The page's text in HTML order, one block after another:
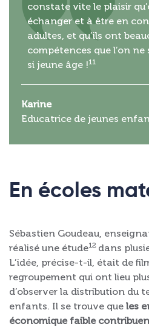
constate vite le plaisir
échanger et à être en
adultes, et qu’ils ont
compétences que l’on
si jeune âge !11
Karine
Educatrice de jeunes
En écoles
Sébastien Goudeau,
réalisé une étude12 dans
L’idée, précise-t-il, était de
regroupement qui ont lieu
d’observer la distribution du
enfants. Il se trouve que les
économique faible